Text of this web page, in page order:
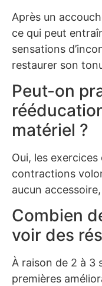
Après un
ce qui peut
sensations
restaurer son
Peut-on
matériel ?
Oui, les
contractions
aucun
Combien
voir des
À raison de 2 à 3
premières